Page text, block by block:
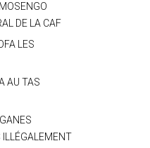
DE LA CAF
LES
AU TAS
ILLÉGALEMENT